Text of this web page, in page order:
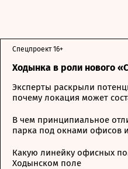
Ходынка в роли нового
Спецпроект 16+
Эксперты раскрыли
почему локация может
В чем принципиальное
парка под окнами офисов
Какую линейку офисных
Ходынском поле